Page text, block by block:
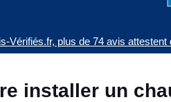
Vérifiés.fr, plus de 74 avis
installer un